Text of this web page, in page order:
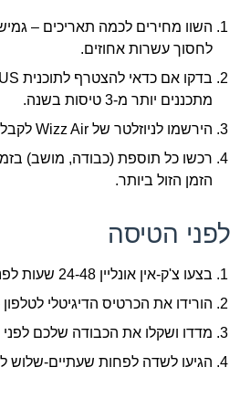
השוו מחירים לכמה תאריכים –
לחסוך עשרות אחוזים.
מתכננים יותר מ-3 טיסות בשנה.
הירשמו לניוזלטר של Wizz Air לקבלת מבצעים בלעדיים.
רכשו כל תוספת (כבודה, מושב)
הזמן הזול ביותר.
לפני הטיסה
בצעו צ'ק-אין אונליין 24-48 שעות לפני הטיסה.
הורידו את הכרטיס הדיגיטלי
מדדו ושקלו את הכבודה שלכם
הגיעו לשדה לפחות שעתיים-שלוש